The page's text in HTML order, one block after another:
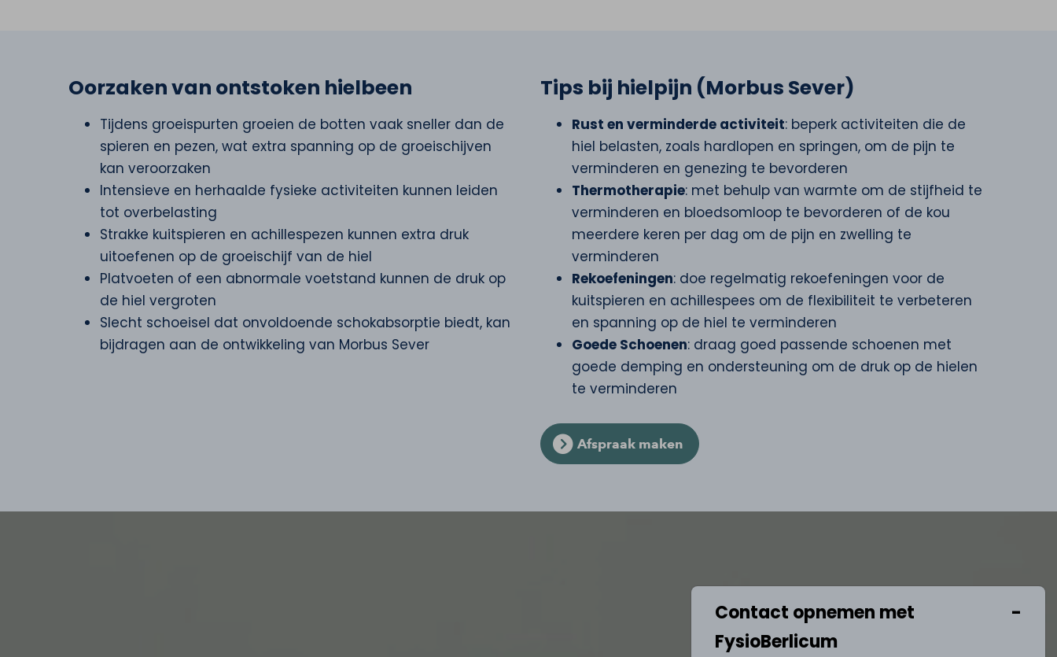
Oorzaken van ontstoken hielbeen
Tijdens groeispurten groeien de botten vaak sneller dan de
spieren en pezen, wat extra spanning op de groeischijven
kan veroorzaken
Intensieve en herhaalde fysieke activiteiten kunnen leiden
tot overbelasting
Strakke kuitspieren en achillespezen kunnen extra druk
uitoefenen op de groeischijf van de hiel
Platvoeten of een abnormale voetstand kunnen de druk op
de hiel vergroten
Slecht schoeisel dat onvoldoende schokabsorptie biedt, kan
bijdragen aan de ontwikkeling van Morbus Sever
Tips bij hielpijn (Morbus Sever)
Rust en verminderde activiteit: beperk activiteiten die de
hiel belasten, zoals hardlopen en springen, om de pijn te
verminderen en genezing te bevorderen
Thermotherapie: met behulp van warmte om de stijfheid te
verminderen en bloedsomloop te bevorderen of de kou
meerdere keren per dag om de pijn en zwelling te
verminderen
Rekoefeningen: doe regelmatig rekoefeningen voor de
kuitspieren en achillespees om de flexibiliteit te verbeteren
en spanning op de hiel te verminderen
Goede Schoenen: draag goed passende schoenen met
goede demping en ondersteuning om de druk op de hielen
te verminderen
Afspraak maken
Contact opnemen met
FysioBerlicum